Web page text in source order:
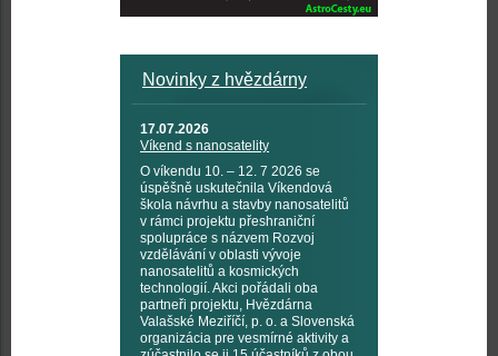
Novinky z hvězdárny
17.07.2026
Víkend s nanosatelity
O víkendu 10. – 12. 7 2026 se
úspěšně uskutečnila Víkendová
škola návrhu a stavby nanosatelitů
v rámci projektu přeshraniční
spolupráce s názvem Rozvoj
vzdělávání v oblasti vývoje
nanosatelitů a kosmických
technologií. Akci pořádali oba
partneři projektu, Hvězdárna
Valašské Meziříčí, p. o. a Slovenská
organizácia pre vesmírné aktivity a